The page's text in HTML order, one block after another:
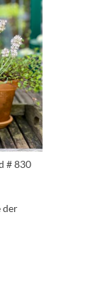
# 830
der